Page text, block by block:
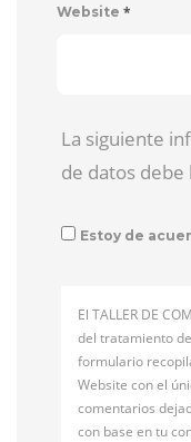
Website *
La siguiente
de datos debe
Estoy de
El TALLER DE
del tratamiento
formulario
Website con el
comentarios
con base en tu